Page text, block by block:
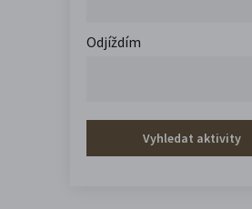
Odjíždím
Vyhledat aktivity